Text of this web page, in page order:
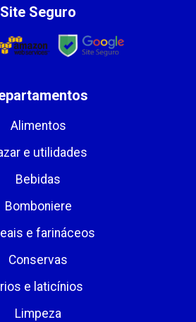
Site Seguro
Alimentos
e utilidades
Bebidas
Bomboniere
e farináceos
Conservas
e laticínios
Limpeza